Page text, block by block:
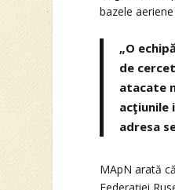
bazele
„O
de
atacate
acţiunile
adresa
MApN arată